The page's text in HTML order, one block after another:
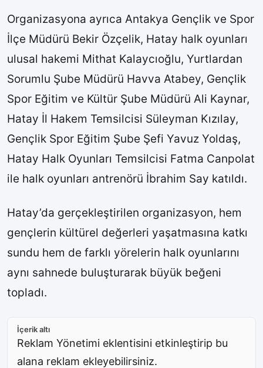
Organizasyona ayrıca Antakya Gençlik ve Spor
İlçe Müdürü Bekir Özçelik, Hatay halk oyunları
ulusal hakemi Mithat Kalaycıoğlu, Yurtlardan
Sorumlu Şube Müdürü Havva Atabey, Gençlik
Spor Eğitim ve Kültür Şube Müdürü Ali Kaynar,
Hatay İl Hakem Temsilcisi Süleyman Kızılay,
Gençlik Spor Eğitim Şube Şefi Yavuz Yoldaş,
Hatay Halk Oyunları Temsilcisi Fatma Canpolat
ile halk oyunları antrenörü İbrahim Say katıldı.
Hatay’da gerçekleştirilen organizasyon, hem
gençlerin kültürel değerleri yaşatmasına katkı
sundu hem de farklı yörelerin halk oyunlarını
aynı sahnede buluşturarak büyük beğeni
topladı.
İçerik altı
Reklam Yönetimi eklentisini etkinleştirip bu
alana reklam ekleyebilirsiniz.